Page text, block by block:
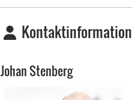
Kontaktinformation
Johan Stenberg